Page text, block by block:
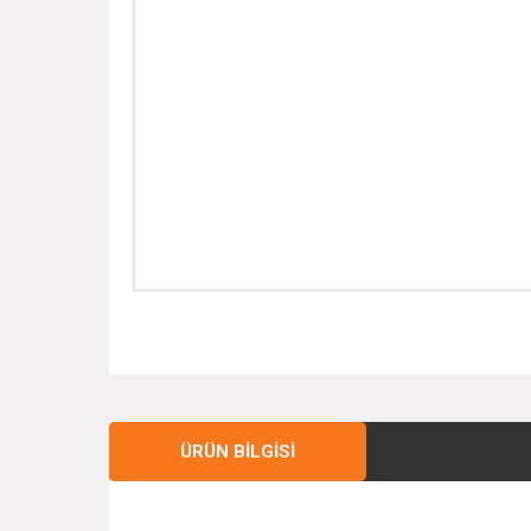
ÜRÜN BILGISI